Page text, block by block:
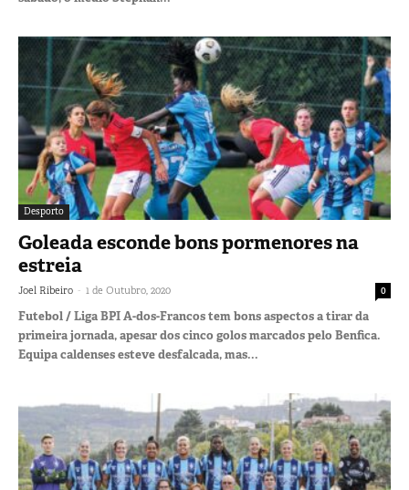
Desporto
Goleada esconde bons pormenores na
estreia
Joel Ribeiro - 1 de Outubro, 2020 0
Futebol / Liga BPI A-dos-Francos tem bons aspectos a tirar da
primeira jornada, apesar dos cinco golos marcados pelo Benfica.
Equipa caldenses esteve desfalcada, mas...